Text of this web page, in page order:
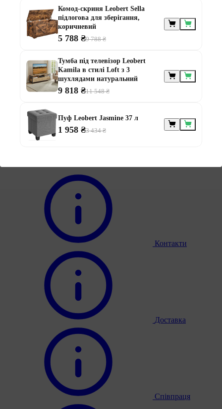
призначенням
Меблі для дачі
Модульні меблі з ротанга
Ротангові меблі
Контакти
Доставка
Співпраця
Комод-скриня Leobert Sella
підлогова для зберігання,
коричневий
5 788 ₴9 788 ₴
Тумба під телевізор Leobert
Kamila в стилі Loft з 3
шухлядами натуральний
9 818 ₴11 548 ₴
Пуф Leobert Jasmine 37 л
1 958 ₴3 434 ₴